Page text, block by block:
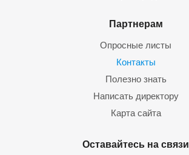
Партнерам
Опросные листы
Контакты
Полезно знать
Написать директору
Карта сайта
Оставайтесь на связи